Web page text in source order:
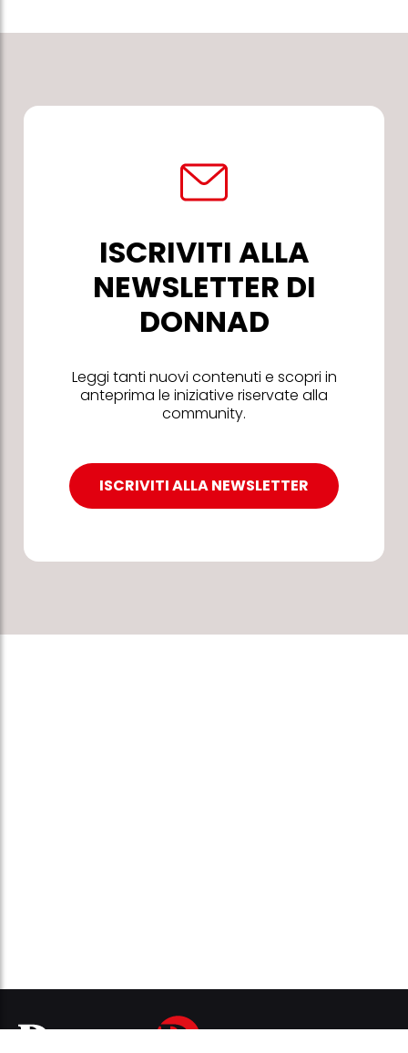
ISCRIVITI ALLA
NEWSLETTER DI
DONNAD
Leggi tanti nuovi contenuti e scopri in
anteprima le iniziative riservate alla
community.
ISCRIVITI ALLA NEWSLETTER